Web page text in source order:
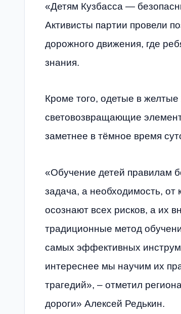
«Детям Кузбасса —
Активисты партии провели
дорожного движения, где
знания.
Кроме того, одетые в
световозвращающие
заметнее в тёмное время
«Обучение детей правилам
задача, а необходимость, от
осознают всех рисков, а их
традиционные метод
самых эффективных
интереснее мы научим их
трагедий», – отметил
дороги» Алексей Редькин.